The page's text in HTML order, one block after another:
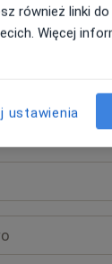
opinie.
zasadami,
Dowiedz się
również linki
Więcej
ustawienia